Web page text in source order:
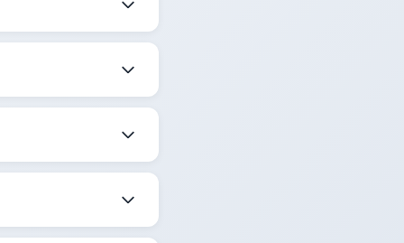
birlikte
en uygun saati